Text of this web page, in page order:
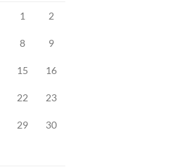
1 2
8 9
15 16
22 23
29 30